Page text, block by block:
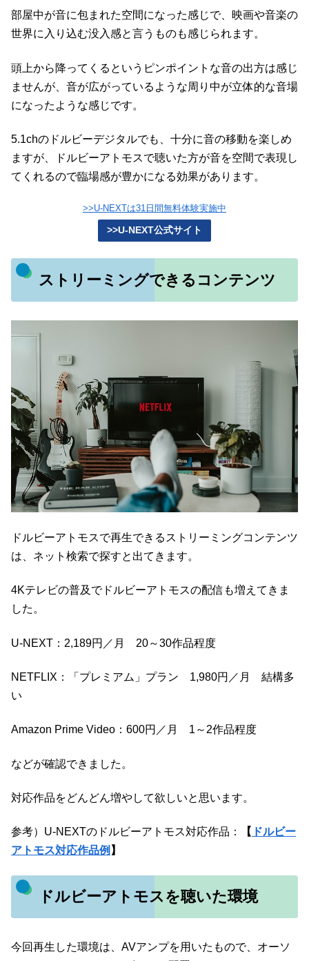
部屋中が音に包まれた空間になった感じで、映画や音楽の
世界に入り込む没入感と言うものも感じられます。
頭上から降ってくるというピンポイントな音の出方は感じ
ませんが、音が広がっているような周り中が立体的な音場
になったような感じです。
5.1chのドルビーデジタルでも、十分に音の移動を楽しめ
ますが、ドルビーアトモスで聴いた方が音を空間で表現し
てくれるので臨場感が豊かになる効果があります。
>>U-NEXTは31日間無料体験実施中
>>U-NEXT公式サイト
ストリーミングできるコンテンツ
ドルビーアトモスで再生できるストリーミングコンテンツ
は、ネット検索で探すと出てきます。
4Kテレビの普及でドルビーアトモスの配信も増えてきま
した。
U-NEXT：2,189円／月 20～30作品程度
NETFLIX：「プレミアム」プラン 1,980円／月 結構多
い
Amazon Prime Video：600円／月 1～2作品程度
などが確認できました。
対応作品をどんどん増やして欲しいと思います。
参考）U-NEXTのドルビーアトモス対応作品： 【 ドルビー
アトモス対応作品例 】
ドルビーアトモスを聴いた環境
今回再生した環境は、AVアンプを用いたもので、オーソ